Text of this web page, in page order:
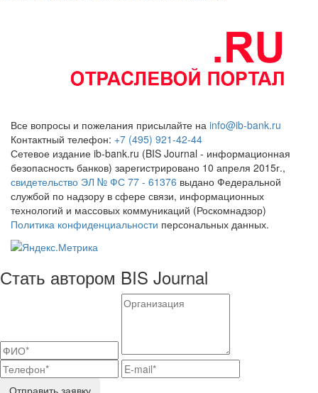
Все вопросы и пожелания присылайте на info@ib-bank.ru
Контактный телефон: +7 (495) 921-42-44
Сетевое издание ib-bank.ru (BIS Journal - информационная
безопасность банков) зарегистрировано 10 апреля 2015г.,
свидетельство ЭЛ № ФС 77 - 61376 выдано Федеральной
службой по надзору в сфере связи, информационных
технологий и массовых коммуникаций (Роскомнадзор)
Политика конфиденциальности персональных данных.
Стать автором BIS Journal